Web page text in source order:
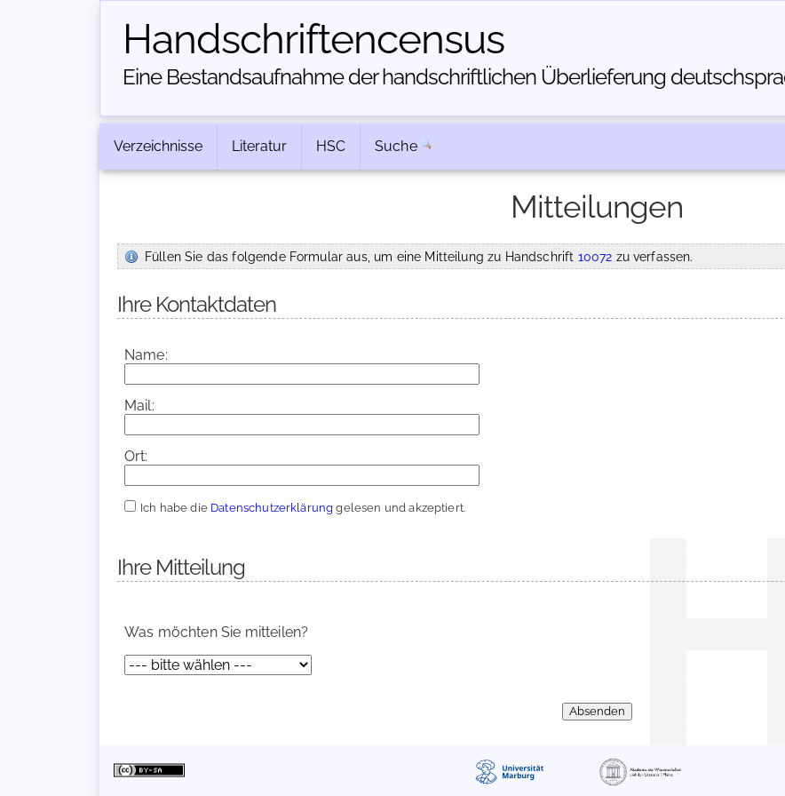
Handschriften­census
Eine Bestandsaufnahme der handschriftlichen Über­lieferung
Verzeichnisse Literatur HSC Suche
Mitteilungen
Füllen Sie das folgende Formular aus, um eine Mitteilung zu Handschrift 10072 zu verfassen.
Ihre Kontaktdaten
Name:
Mail:
Ort:
Ich habe die Datenschutzerklärung gelesen und akzeptiert.
Ihre Mitteilung
Was möchten Sie mitteilen?